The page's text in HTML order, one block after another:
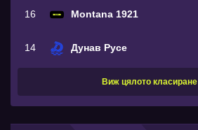
16 Montana 1921
14 Дунав Русе
Виж цялото класиране